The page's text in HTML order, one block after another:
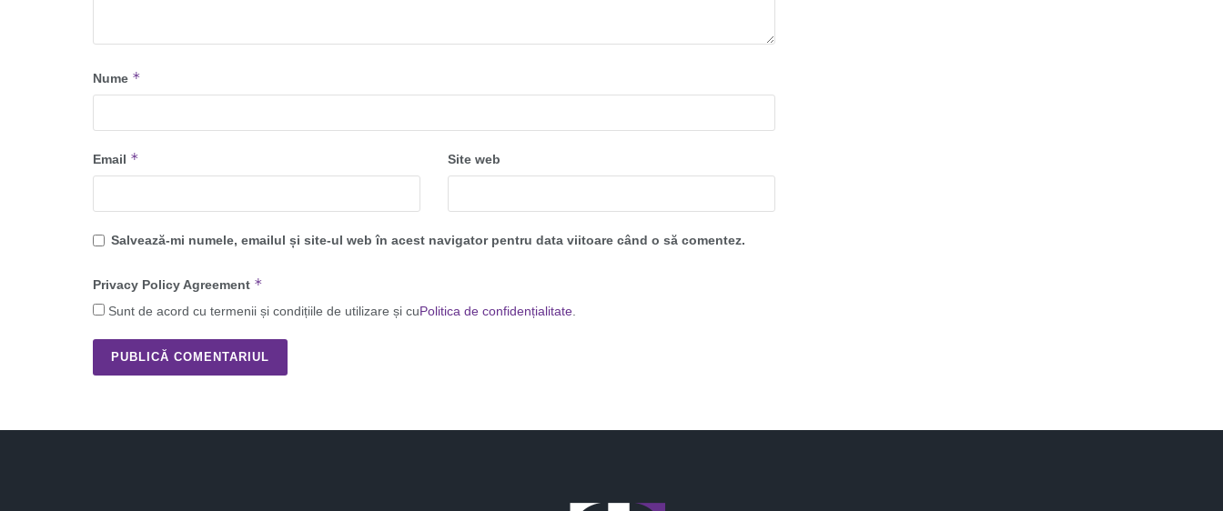
Nume *
Email * Site web
Salvează-mi numele, emailul și site-ul web în acest navigator pentru data viitoare când o să comentez.
Privacy Policy Agreement *
Sunt de acord cu termenii și condițiile de utilizare și cuPolitica de confidențialitate